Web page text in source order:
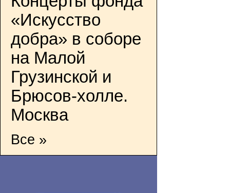
«Искусство
добра» в соборе
на Малой
Грузинской и
Брюсов-холле.
Москва
Все »